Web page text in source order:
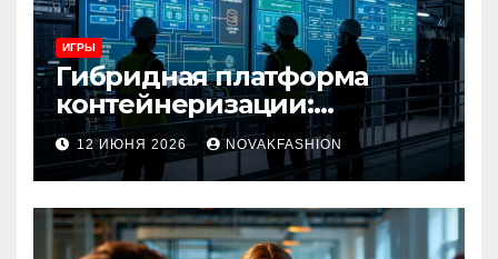
ИГРЫ
Гибридная платформа
контейнеризации:
архитектура, особенности
и сценарии использования
12 ИЮНЯ 2026 NOVAKFASHION